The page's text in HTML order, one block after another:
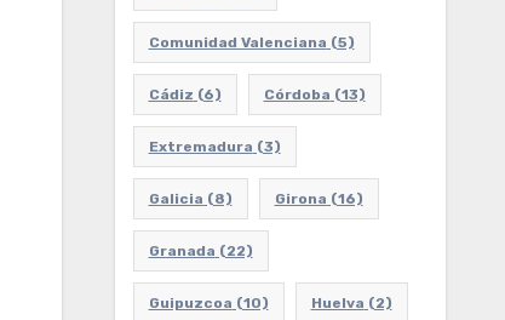
Comunidad Valenciana (5)
Cádiz (6) Córdoba (13)
Extremadura (3)
Galicia (8) Girona (16)
Granada (22)
Guipuzcoa (10) Huelva (2)